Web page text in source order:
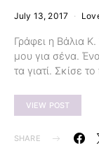
July 13, 2017
Γράφει η Βάλια
μου για σένα.
τα γιατί. Σκίσε
VIEW POST
SHARE